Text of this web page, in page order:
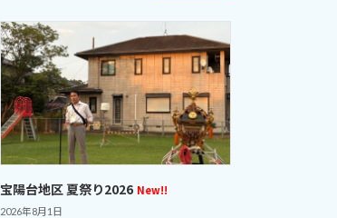
宝陽台地区 夏祭り2026 New!!
2026年8月1日